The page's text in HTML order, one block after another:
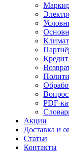
PDF-
Акции
Доставка и
Статьи
Контакты